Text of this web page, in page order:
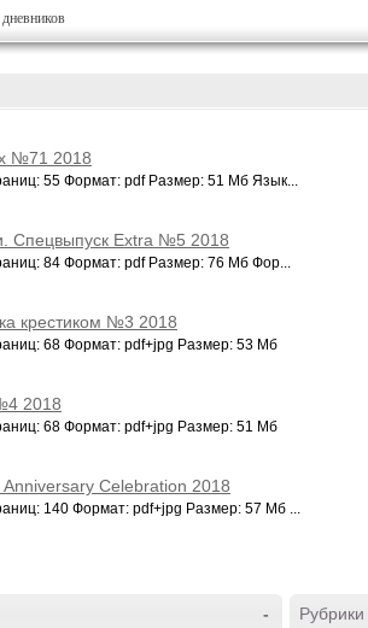
№71 2018
55 Формат: pdf Размер: 51 Мб Язык...
Спецвыпуск Extra №5 2018
84 Формат: pdf Размер: 76 Мб Фор...
крестиком №3 2018
68 Формат: pdf+jpg Размер: 53 Мб
2018
68 Формат: pdf+jpg Размер: 51 Мб
Celebration 2018
140 Формат: pdf+jpg Размер: 57 Мб ...
- Рубрики